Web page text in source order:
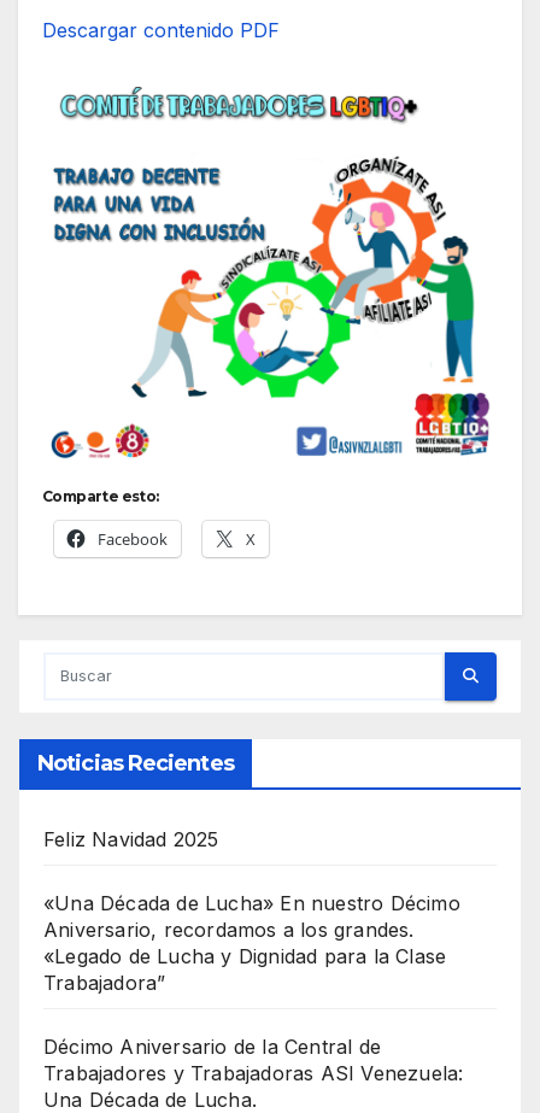
Descargar contenido PDF
Comparte esto:
Facebook X
Noticias Recientes
Feliz Navidad 2025
«Una Década de Lucha» En nuestro Décimo
Aniversario, recordamos a los grandes.
«Legado de Lucha y Dignidad para la Clase
Trabajadora”
Décimo Aniversario de la Central de
Trabajadores y Trabajadoras ASI Venezuela:
Una Década de Lucha.